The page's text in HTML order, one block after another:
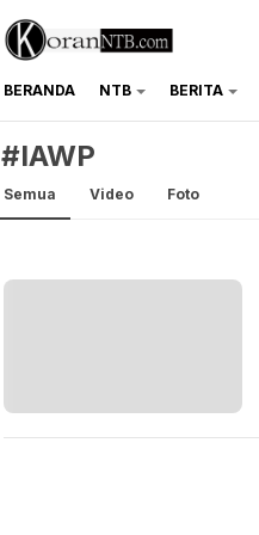
koranntb.com
BERANDA NTB BERITA
#IAWP
Semua Video Foto